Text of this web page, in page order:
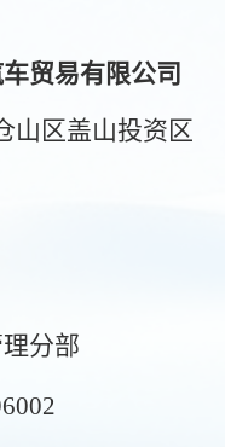
贸易有限公司
山区盖山投资区
分部